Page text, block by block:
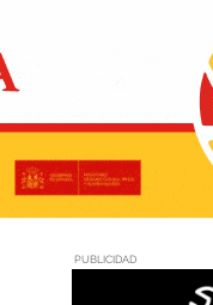
PUBLICIDAD